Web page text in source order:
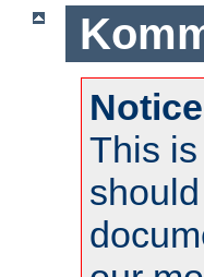
This